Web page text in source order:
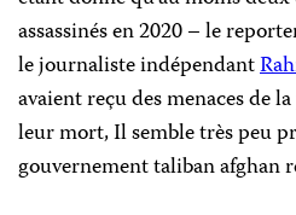
assassinés en 2020 – le
le journaliste indépendant
avaient reçu des menaces de
leur mort, Il semble très peu
gouvernement taliban afghan